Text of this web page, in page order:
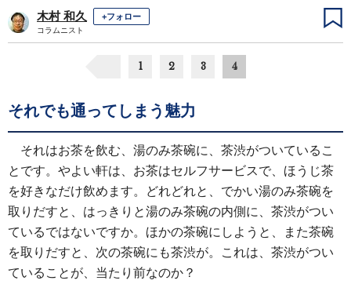
木村 和久 +フォロー
コラムニスト
1 2 3 4
それでも通ってしまう魅力
それはお茶を飲む、湯のみ茶碗に、茶渋がついているこ
とです。やよい軒は、お茶はセルフサービスで、ほうじ茶
を好きなだけ飲めます。どれどれと、でかい湯のみ茶碗を
取りだすと、はっきりと湯のみ茶碗の内側に、茶渋がつい
ているではないですか。ほかの茶碗にしようと、また茶碗
を取りだすと、次の茶碗にも茶渋が。これは、茶渋がつい
ていることが、当たり前なのか？